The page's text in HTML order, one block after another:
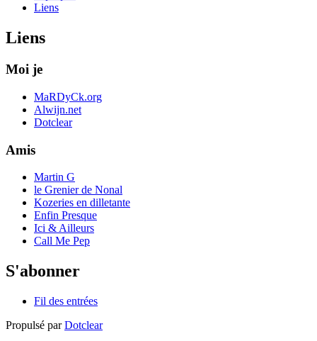
Liens
Liens
Moi je
MaRDyCk.org
Alwijn.net
Dotclear
Amis
Martin G
le Grenier de Nonal
Kozeries en dilletante
Enfin Presque
Ici & Ailleurs
Call Me Pep
S'abonner
Fil des entrées
Propulsé parDotclear